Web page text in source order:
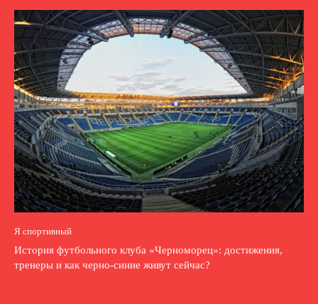
Я спортивный
История футбольного клуба «Черноморец»: достижения,
тренеры и как черно-синие живут сейчас?